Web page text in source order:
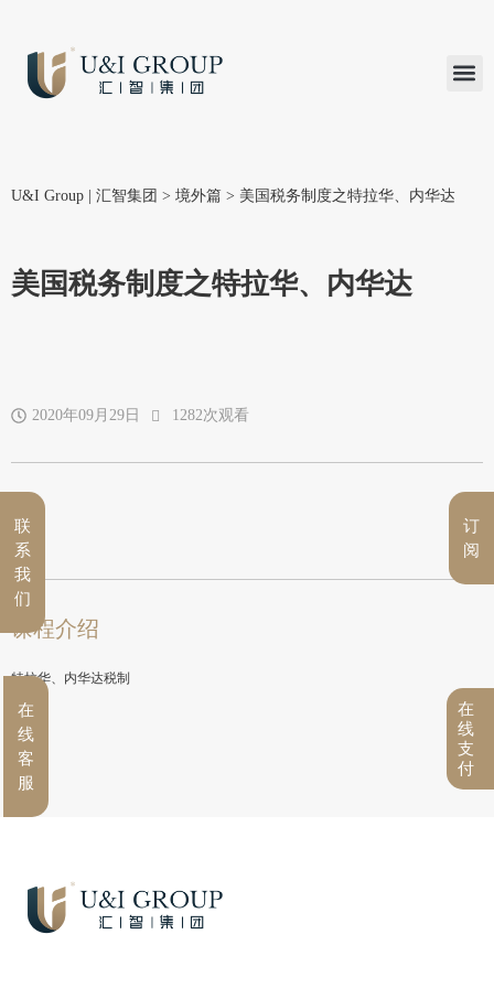
U&I Group | 汇智集团 > 境外篇 > 美国税务制度之特拉华、内华达
美国税务制度之特拉华、内华达
2020年09月29日 1282次观看
课程介绍
特拉华、内华达税制
订
阅
联
系
我
们
在
线
客
服
在
线
支
付